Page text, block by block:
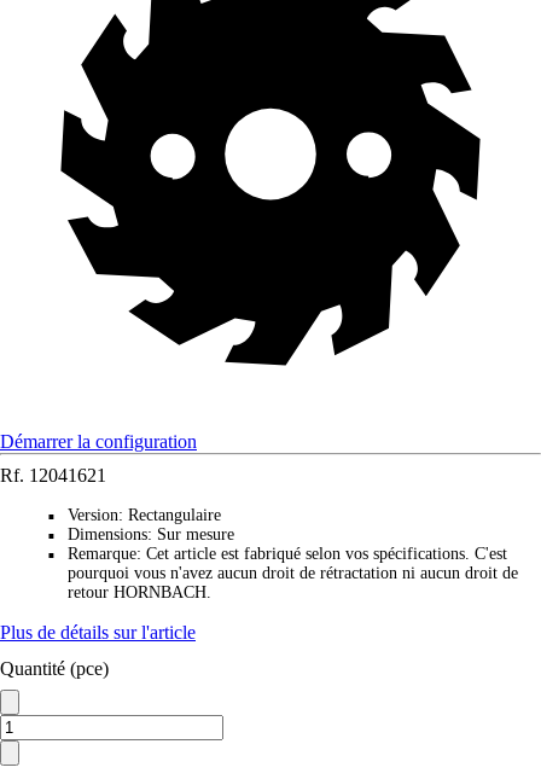
Démarrer la configuration
Rf. 12041621
■ Version: Rectangulaire
■ Dimensions: Sur mesure
■ Remarque: Cet article est fabriqué selon vos spécifications. C'est
pourquoi vous n'avez aucun droit de rétractation ni aucun droit de
retour HORNBACH.
Plus de détails sur l'article
Quantité (pce)